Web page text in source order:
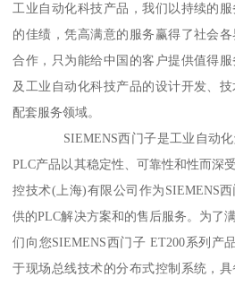
工业自动化科技产品，我们以持续的
的佳绩，凭高满意的服务赢得了社会
合作，只为能给中国的客户提供值得
及工业自动化科技产品的设计开发、
配套服务领域。
SIEMENS西门子是工业自动化解
PLC产品以其稳定性、可靠性和性而深
控技术(上海)有限公司作为SIEMENS
供的PLC解决方案和的售后服务。为了
们向您SIEMENS西门子 ET200系列产
于现场总线技术的分布式控制系统，